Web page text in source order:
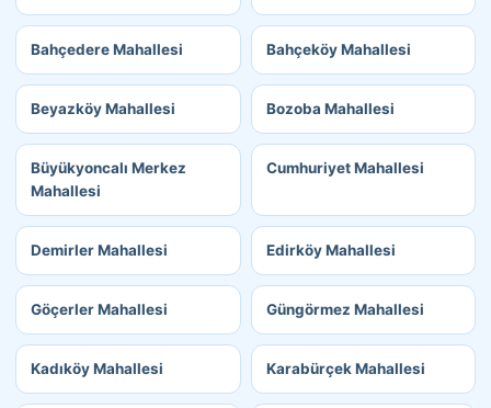
Bahçedere Mahallesi Bahçeköy Mahallesi
Beyazköy Mahallesi Bozoba Mahallesi
Büyükyoncalı Merkez
Mahallesi
Cumhuriyet Mahallesi
Demirler Mahallesi Edirköy Mahallesi
Göçerler Mahallesi Güngörmez Mahallesi
Kadıköy Mahallesi Karabürçek Mahallesi